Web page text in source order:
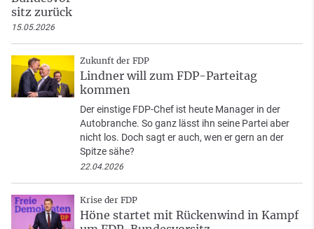
sitz zurück
15.05.2026
Zukunft der FDP
Lindner will zum FDP-Parteitag
kommen
Der einstige FDP-Chef ist heute Manager in der
Autobranche. So ganz lässt ihn seine Partei aber
nicht los. Doch sagt er auch, wen er gern an der
Spitze sähe?
22.04.2026
Krise der FDP
Höne startet mit Rückenwind in Kampf